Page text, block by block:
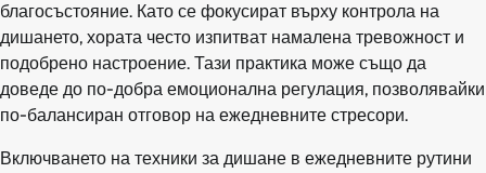
благосъстояние. Като се фокусират върху контрола на
дишането, хората често изпитват намалена тревожност и
подобрено настроение. Тази практика може също да
доведе до по-добра емоционална регулация, позволявайки
по-балансиран отговор на ежедневните стресори.
Включването на техники за дишане в ежедневните рутини